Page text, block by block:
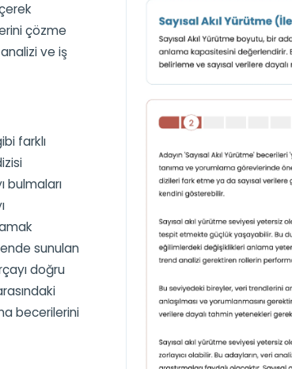
çözme
ve iş
farklı
bulmaları
sunulan
doğru
becerilerini